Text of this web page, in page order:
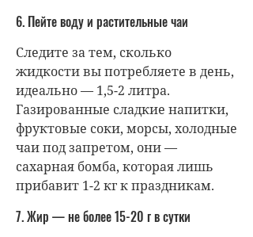
6. Пейте воду и растительные чаи
Следите за тем, сколько
жидкости вы потребляете в день,
идеально — 1,5-2 литра.
Газированные сладкие напитки,
фруктовые соки, морсы, холодные
чаи под запретом, они —
сахарная бомба, которая лишь
прибавит 1-2 кг к праздникам.
7. Жир — не более 15-20 г в сутки